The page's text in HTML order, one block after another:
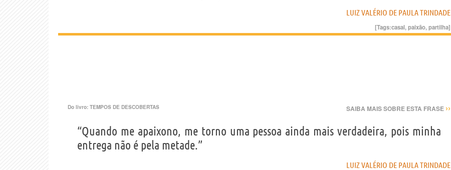
LUIZ VALÉRIO DE PAULA TRINDADE
[Tags:casal,paixão,partilha]
Do livro: TEMPOS DE DESCOBERTAS SAIBA MAIS SOBRE ESTA FRASE ››
“Quando me apaixono, me torno uma pessoa ainda mais verdadeira, pois minha
entrega não é pela metade.”
LUIZ VALÉRIO DE PAULA TRINDADE